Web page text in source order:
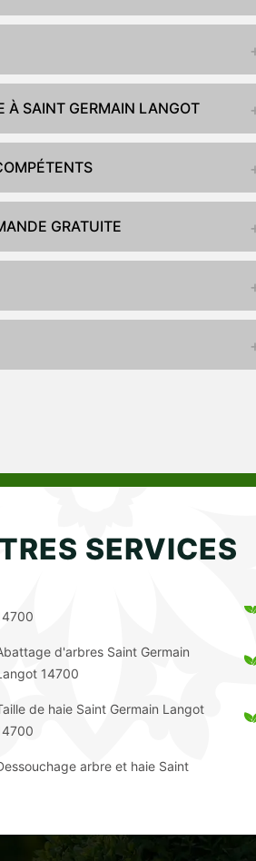
À SAINT GERMAIN LANGOT
GRATUITE
SERVICES
d'arbres Saint Germain
14700
de haie Saint Germain Langot
arbre et haie Saint